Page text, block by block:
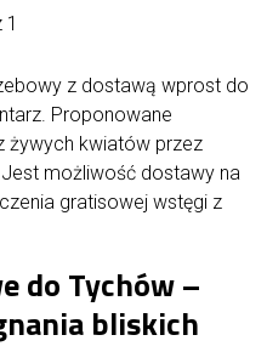
1
z dostawą wprost do
Proponowane
żywych kwiatów przez
możliwość dostawy na
gratisowej wstęgi z
do Tychów –
bliskich